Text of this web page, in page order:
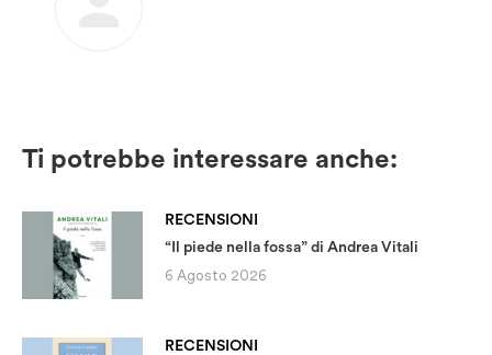
Ti potrebbe interessare anche:
RECENSIONI
“Il piede nella fossa” di Andrea Vitali
6 Agosto 2026
RECENSIONI